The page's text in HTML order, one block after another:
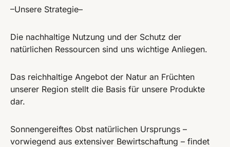
–Unsere Strategie–
Die nachhaltige Nutzung und der Schutz der
natürlichen Ressourcen sind uns wichtige Anliegen.
Das reichhaltige Angebot der Natur an Früchten
unserer Region stellt die Basis für unsere Produkte
dar.
Sonnengereiftes Obst natürlichen Ursprungs –
vorwiegend aus extensiver Bewirtschaftung – findet